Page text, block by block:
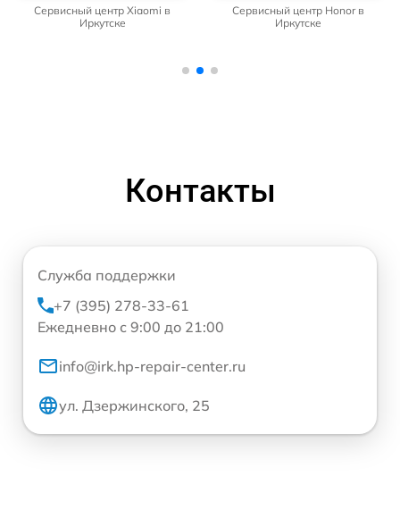
Сервисный центр Xiaomi в
Иркутске
Сервисный центр Honor в
Иркутске
Контакты
Служба поддержки
+7 (395) 278-33-61
Ежедневно с 9:00 до 21:00
info@irk.hp-repair-center.ru
ул. Дзержинского, 25